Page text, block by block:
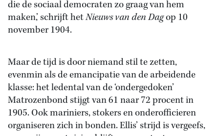
die de sociaal democraten zo graag van hem
maken,’ schrijft hetNieuws van den Dagop 10
november 1904.
Maar de tijd is door niemand stil te zetten,
evenmin als de emancipatie van de arbeidende
klasse: het ledental van de ‘ondergedoken’
Matrozenbond stijgt van 61 naar 72 procent in
1905. Ook mariniers, stokers en onderofficieren
organiseren zich in bonden. Ellis’ strijd is vergeefs,